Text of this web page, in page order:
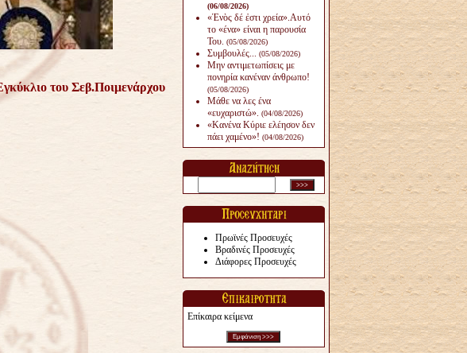
του Σεβ.Ποιμενάρχου
(06/08/2026)
«Ἑνὸς δέ ἐστι χρεία».Αυτό
το «ένα» είναι η παρουσία
Του. (05/08/2026)
Συμβουλές... (05/08/2026)
Μην αντιμετωπίσεις με
πονηρία κανέναν άνθρω­πο!
(05/08/2026)
Μάθε να λες ένα
«ευχαριστώ». (04/08/2026)
«Κανένα Κύριε ελέησον δεν
πάει χαμένο»! (04/08/2026)
Πρωϊνές Προσευχές
Βραδινές Προσευχές
Διάφορες Προσευχές
Επίκαιρα κείμενα